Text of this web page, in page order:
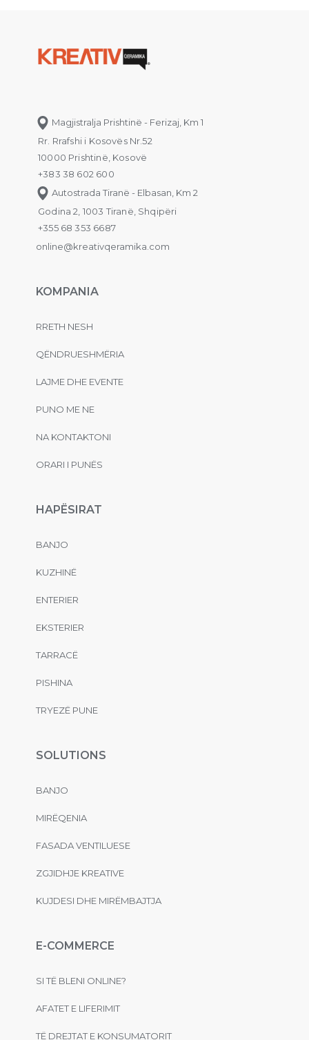
Magjistralja Prishtinë - Ferizaj, Km 1
Rr. Rrafshi i Kosovës Nr.52
10000 Prishtinë, Kosovë
+383 38 602 600
Autostrada Tiranë - Elbasan, Km 2
Godina 2, 1003 Tiranë, Shqipëri
+355 68 353 6687
online@kreativqeramika.com
KOMPANIA
RRETH NESH
QËNDRUESHMËRIA
LAJME DHE EVENTE
PUNO ME NE
NA KONTAKTONI
ORARI I PUNËS
HAPËSIRAT
BANJO
KUZHINË
ENTERIER
EKSTERIER
TARRACË
PISHINA
TRYEZË PUNE
SOLUTIONS
BANJO
MIRËQENIA
FASADA VENTILUESE
ZGJIDHJE KREATIVE
KUJDESI DHE MIRËMBAJTJA
E-COMMERCE
SI TË BLENI ONLINE?
AFATET E LIFERIMIT
TË DREJTAT E KONSUMATORIT